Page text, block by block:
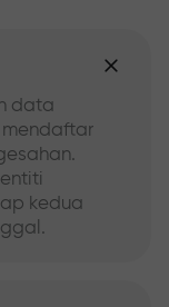
data
kedua